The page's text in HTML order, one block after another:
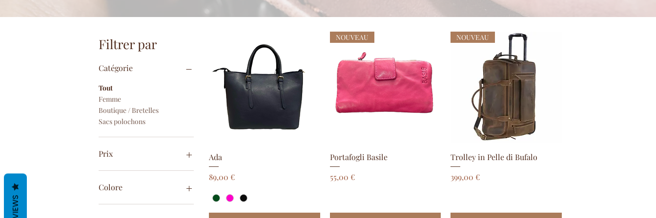
Filtrer par
Catégorie
Tout
Femme
Boutique / Bretelles
Sacs polochons
Prix
Colore
Ada
Prix
89,00 €
Aperçu rapide
NOUVEAU
Portafogli Basile
Prix
55,00 €
Aperçu rapide
NOUVEAU
Trolley in Pelle di Bufalo
Prix
399,00 €
REVIEWS